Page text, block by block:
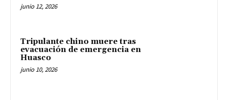
junio 12, 2026
Tripulante chino muere tras
evacuación de emergencia en
Huasco
junio 10, 2026